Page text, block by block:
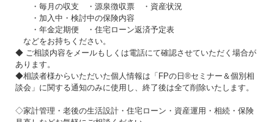
・毎月の収支 ・源泉徴収票 ・資産状況
・加入中・検討中の保険内容
・年金定期便 ・住宅ローン返済予定表
などをお持ちください。
◆ ご相談内容をメールもしくは電話にて確認させていただく場合が
あります。
◆相談者様からいただいた個人情報は「FPの日®セミナー＆個別相
談会」に関する通知のみに使用し、終了後は全て削除いたします。
◇家計管理・老後の生活設計・住宅ローン・資産運用・相続・保険